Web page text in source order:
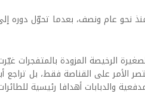
عام ونصف، بعدما تحوّل دوره
الرخيصة المزودة بالمتفجرات
الأمر على القناصة فقط، بل تراجع
والدبابات أهدافا رئيسية